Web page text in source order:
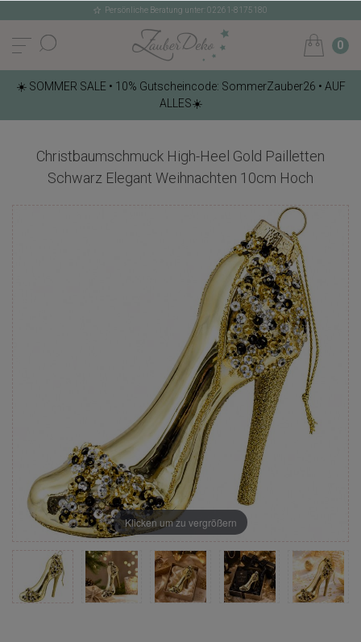
Persönliche Beratung unter: 02261-8175180
0
☀️ SOMMER SALE • 10% Gutscheincode: SommerZauber26 • AUF
ALLES☀️
Christbaumschmuck High-Heel Gold Pailletten
Schwarz Elegant Weihnachten 10cm Hoch
Klicken um zu vergrößern